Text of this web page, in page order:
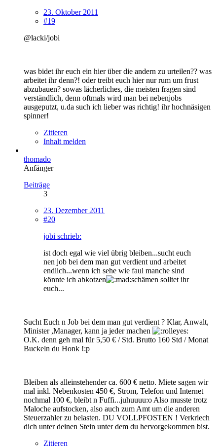
23. Oktober 2011
#19
@lacki/jobi
was bidet ihr euch ein hier über die andern zu urteilen?? was
arbeitet ihr denn?! oder treibt euch hier nur rum um frust
abzubauen? sowas lächerliches, die meisten fragen sind
verständlich, denn oftmals wird man bei nebenjobs
ausgeputzt, u.da such ich lieber was richtig! ihr hochnäsigen
spinner!
Zitieren
Inhalt melden
thomado
Anfänger
Beiträge
3
23. Dezember 2011
#20
jobi schrieb:
ist doch egal wie viel übrig bleiben...sucht euch
nen job bei dem man gut verdient und arbeitet
endlich...wenn ich sehe wie faul manche sind
könnte ich abkotzen
schämen solltet ihr
euch...
Sucht Euch n Job bei dem man gut verdient ? Klar, Anwalt,
Minister ,Manager, kann ja jeder machen
O.K. denn geh mal für 5,50 € / Std. Brutto 160 Std / Monat
Buckeln du Honk !:p
Bleiben als alleinstehender ca. 600 € netto. Miete sagen wir
mal inkl. Nebenkosten 450 €, Strom, Telefon und Internet
nochmal 100 €, bleibt n Fuffi...juhuuuu:o Also musste trotz
Maloche aufstocken, also auch zum Amt um die anderen
Steuerzahler zu belasten. DU VOLLPFOSTEN ! Verkriech
dich unter deinen Stein unter dem du hervorgekommen bist.
Zitieren